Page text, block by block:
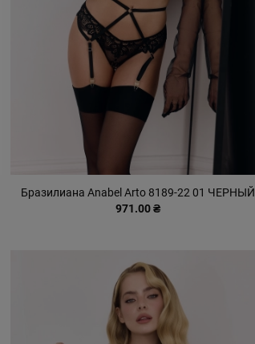
Бразилиана Anabel Arto 8189-22 01 ЧЕРНЫЙ
971.00 ₴